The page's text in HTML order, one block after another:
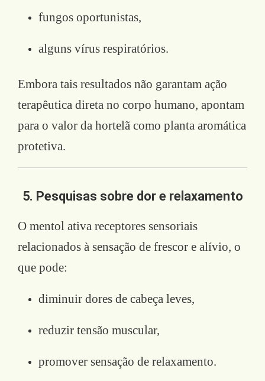
fungos oportunistas,
alguns vírus respiratórios.
Embora tais resultados não garantam ação
terapêutica direta no corpo humano, apontam
para o valor da hortelã como planta aromática
protetiva.
5. Pesquisas sobre dor e relaxamento
O mentol ativa receptores sensoriais
relacionados à sensação de frescor e alívio, o
que pode:
diminuir dores de cabeça leves,
reduzir tensão muscular,
promover sensação de relaxamento.